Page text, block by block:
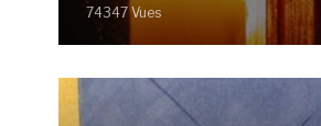
74347 Vues